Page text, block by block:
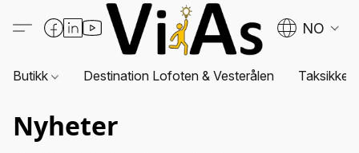
NO
Butikk Destination Lofoten & Vesterålen
Nyheter